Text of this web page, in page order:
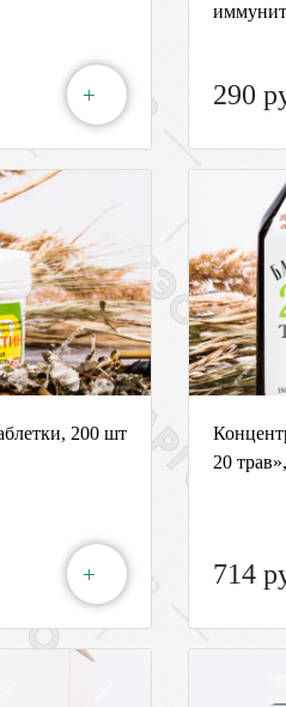
+ 290
200 шт
+
20
714